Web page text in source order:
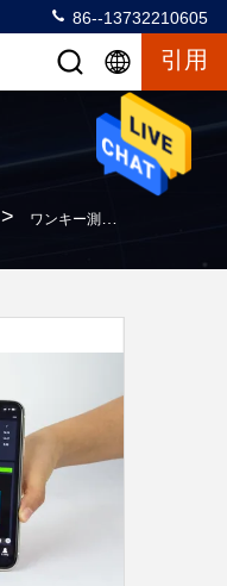
86--13732210605
引用
> ワンキー測定 アプリに接続 分光光度計 自動校正 400-700nm 波長